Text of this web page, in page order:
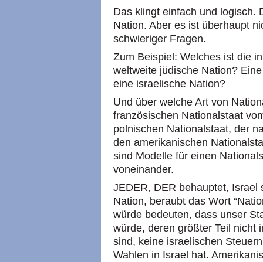
Das klingt einfach und logisch.
Nation. Aber es ist überhaupt
schwieriger Fragen.
Zum Beispiel: Welches ist die
weltweite jüdische Nation?
eine israelische Nation?
Und über welche Art von
französischen Nationalstaat
polnischen Nationalstaat, der
den amerikanischen
sind Modelle für einen
voneinander.
JEDER, DER behauptet,
Nation, beraubt das Wort
würde bedeuten, dass unser
würde, deren größter Teil nicht
sind, keine israelischen
Wahlen in Israel hat.